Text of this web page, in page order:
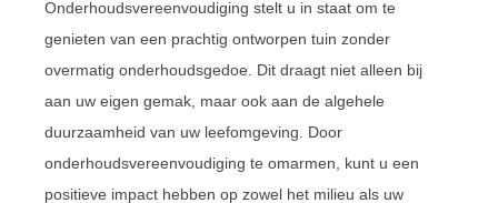
Onderhoudsvereenvoudiging stelt u in staat om te
genieten van een prachtig ontworpen tuin zonder
overmatig onderhoudsgedoe. Dit draagt niet alleen bij
aan uw eigen gemak, maar ook aan de algehele
duurzaamheid van uw leefomgeving. Door
onderhoudsvereenvoudiging te omarmen, kunt u een
positieve impact hebben op zowel het milieu als uw